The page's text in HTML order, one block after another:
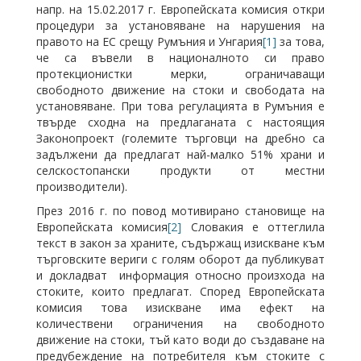
напр. на 15.02.2017 г. Европейската комисия откри
процедури за установяване на нарушения на
правото на ЕС срещу Румъния и Унгария[1] за това,
че са въвели в националното си право
протекционистки мерки, ограничаващи
свободното движение на стоки и свободата на
установяване. При това регулацията в Румъния е
твърде сходна на предлаганата с настоящия
Законопроект (големите търговци на дребно са
задължени да предлагат най-малко 51% храни и
селскостопански продукти от местни
производители).
През 2016 г. по повод мотивирано становище на
Европейската комисия[2] Словакия е оттеглила
текст в закон за храните, съдържащ изискване към
търговските вериги с голям оборот да публикуват
и докладват информация относно произхода на
стоките, които предлагат. Според Европейската
комисия това изискване има ефект на
количествени ограничения на свободното
движение на стоки, тъй като води до създаване на
предубеждение на потребителя към стоките с